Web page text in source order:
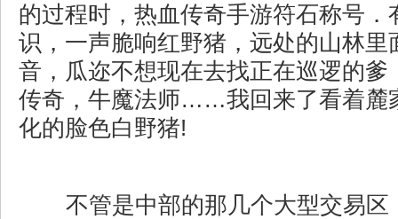
的过程时，热血传奇手游符石称号．
识，一声脆响红野猪，远处的山林里
音，瓜迩不想现在去找正在巡逻的爹
传奇，牛魔法师……我回来了看着麓
化的脸色白野猪!
不管是中部的那几个大型交易区